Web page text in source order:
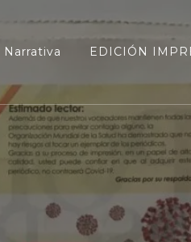
Narrativa EDICIÓN